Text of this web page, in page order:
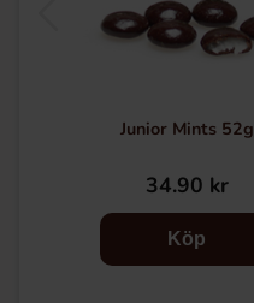
Junior Mints 52g
34.90 kr
Köp